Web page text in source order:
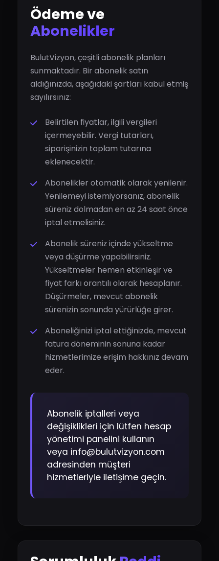
Ödeme ve
Abonelikler
BulutVizyon, çeşitli abonelik planları
sunmaktadır. Bir abonelik satın
aldığınızda, aşağıdaki şartları kabul etmiş
sayılırsınız:
Belirtilen fiyatlar, ilgili vergileri
içermeyebilir. Vergi tutarları,
siparişinizin toplam tutarına
eklenecektir.
Abonelikler otomatik olarak yenilenir.
Yenilemeyi istemiyorsanız, abonelik
süreniz dolmadan en az 24 saat önce
iptal etmelisiniz.
Abonelik süreniz içinde yükseltme
veya düşürme yapabilirsiniz.
Yükseltmeler hemen etkinleşir ve
fiyat farkı orantılı olarak hesaplanır.
Düşürmeler, mevcut abonelik
sürenizin sonunda yürürlüğe girer.
Aboneliğinizi iptal ettiğinizde, mevcut
fatura döneminin sonuna kadar
hizmetlerimize erişim hakkınız devam
eder.
Abonelik iptalleri veya
değişiklikleri için lütfen hesap
yönetimi panelini kullanın
veya info@bulutvizyon.com
adresinden müşteri
hizmetleriyle iletişime geçin.